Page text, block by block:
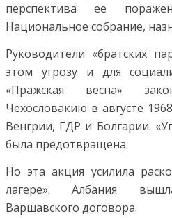
перспектива ее
Национальное собрание,
Руководители «братских
этом угрозу и для
«Пражская весна»
Чехословакию в августе
Венгрии, ГДР и Болгарии.
была предотвращена.
Но эта акция усилила
лагере». Албания
Варшавского договора.